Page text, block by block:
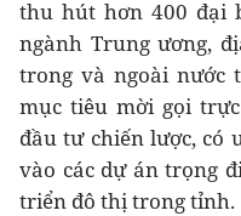
thu hút hơn 400 đại
ngành Trung ương,
trong và ngoài nước
mục tiêu mời gọi
đầu tư chiến lược, có
vào các dự án trọng
triển đô thị trong tỉnh.